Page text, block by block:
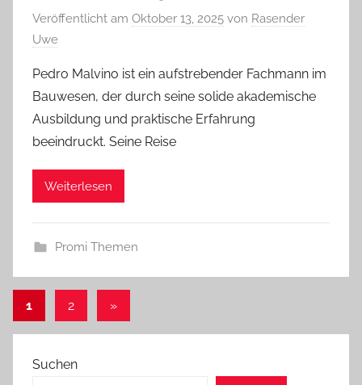
Veröffentlicht am Oktober 13, 2025 von Rasender
Uwe
Pedro Malvino ist ein aufstrebender Fachmann im
Bauwesen, der durch seine solide akademische
Ausbildung und praktische Erfahrung
beeindruckt. Seine Reise
Weiterlesen
Promi Themen
Seitennummerierung
der
Beiträge
1 2
Nächste
»
Suchen